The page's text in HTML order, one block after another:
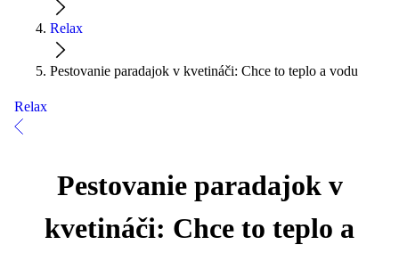
Relax
Pestovanie paradajok v kvetináči: Chce to teplo a vodu
Relax
Pestovanie paradajok v
kvetináči: Chce to teplo a